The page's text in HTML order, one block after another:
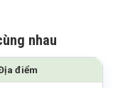
nhau
điểm